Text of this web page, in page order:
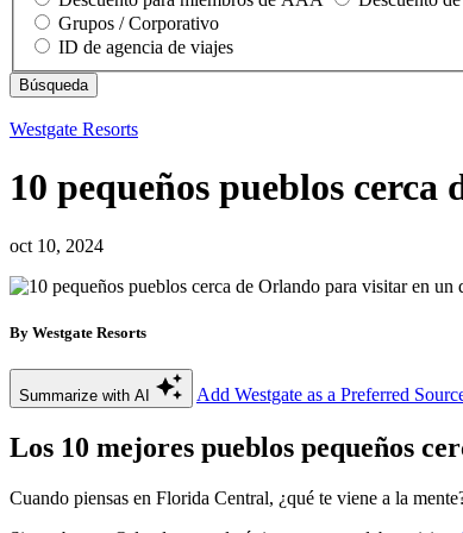
Grupos / Corporativo
ID de agencia de viajes
Westgate Resorts
10 pequeños pueblos
oct 10, 2024
By Westgate Resorts
Summarize with AI Add Westgate as a Preferred
Los 10 mejores pueblos pequeños
Cuando piensas en Florida Central, ¿qué te viene a la